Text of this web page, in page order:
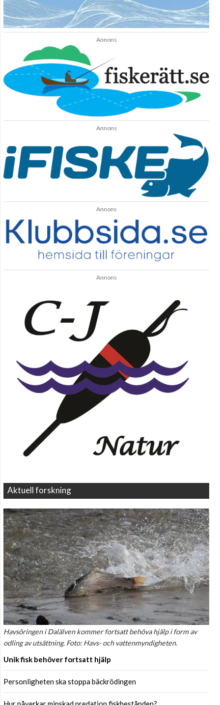
Annons
Annons
Annons
Annons
Aktuell forskning
Havsöringen i Dalälven kommer fortsatt behöva hjälp i form av
odling av utsättning. Foto: Havs- och vattenmyndigheten.
Unik fisk behöver fortsatt hjälp
Personligheten ska stoppa bäckrödingen